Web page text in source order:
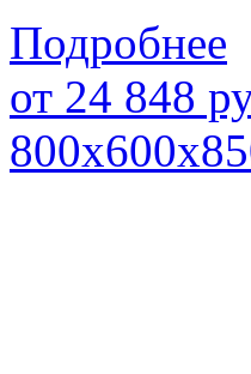
Подробнее
от 24 848